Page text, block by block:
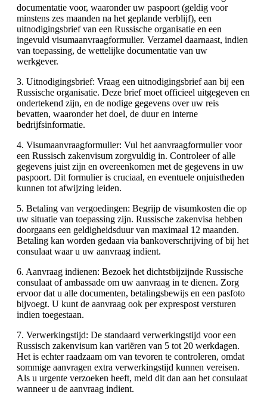
documentatie voor, waaronder uw paspoort (geldig voor
minstens zes maanden na het geplande verblijf), een
uitnodigingsbrief van een Russische organisatie en een
ingevuld visumaanvraagformulier. Verzamel daarnaast, indien
van toepassing, de wettelijke documentatie van uw
werkgever.
3. Uitnodigingsbrief: Vraag een uitnodigingsbrief aan bij een
Russische organisatie. Deze brief moet officieel uitgegeven en
ondertekend zijn, en de nodige gegevens over uw reis
bevatten, waaronder het doel, de duur en interne
bedrijfsinformatie.
4. Visumaanvraagformulier: Vul het aanvraagformulier voor
een Russisch zakenvisum zorgvuldig in. Controleer of alle
gegevens juist zijn en overeenkomen met de gegevens in uw
paspoort. Dit formulier is cruciaal, en eventuele onjuistheden
kunnen tot afwijzing leiden.
5. Betaling van vergoedingen: Begrijp de visumkosten die op
uw situatie van toepassing zijn. Russische zakenvisa hebben
doorgaans een geldigheidsduur van maximaal 12 maanden.
Betaling kan worden gedaan via bankoverschrijving of bij het
consulaat waar u uw aanvraag indient.
6. Aanvraag indienen: Bezoek het dichtstbijzijnde Russische
consulaat of ambassade om uw aanvraag in te dienen. Zorg
ervoor dat u alle documenten, betalingsbewijs en een pasfoto
bijvoegt. U kunt de aanvraag ook per exprespost versturen
indien toegestaan.
7. Verwerkingstijd: De standaard verwerkingstijd voor een
Russisch zakenvisum kan variëren van 5 tot 20 werkdagen.
Het is echter raadzaam om van tevoren te controleren, omdat
sommige aanvragen extra verwerkingstijd kunnen vereisen.
Als u urgente verzoeken heeft, meld dit dan aan het consulaat
wanneer u de aanvraag indient.